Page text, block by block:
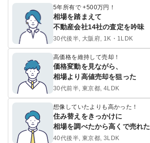
5年所有で +500万円！
相場を踏まえて
不動産会社14社の査定を吟味
30代後半, 大阪府, 1K・1LDK
高価格を維持して売却！
価格変動を見ながら、
相場より高値売却を狙った
30代前半, 東京都, 4LDK
想像していたよりも高かった！
住み替えをきっかけに
相場を調べたから高くで売れた
40代後半, 東京都, 3LDK